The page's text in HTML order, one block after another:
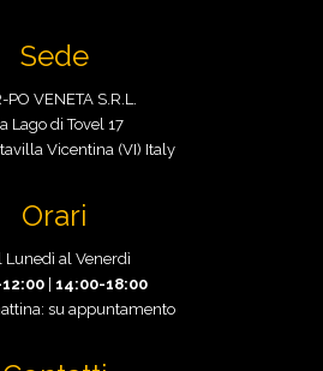
Sede
PO VENETA S.R.L.
Lago di Tovel 17
Vicentina (VI) Italy
Orari
Lunedì al Venerdì
| 14:00-18:00
su appuntamento